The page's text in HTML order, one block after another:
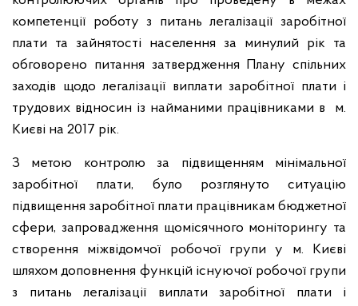
компетенції роботу з питань легалізації заробітної
плати та зайнятості населення за минулий рік та
обговорено питання затвердження Плану спільних
заходів щодо легалізації виплати заробітної плати і
трудових відносин із найманими працівниками в м.
Києві на 2017 рік.
З метою контролю за підвищенням мінімальної
заробітної плати, було розглянуто ситуацію
підвищення заробітної плати працівникам бюджетної
сфери, запровадження щомісячного моніторингу та
створення міжвідомчої робочої групи у м. Києві
шляхом доповнення функцій існуючої робочої групи
з питань легалізації виплати заробітної плати і